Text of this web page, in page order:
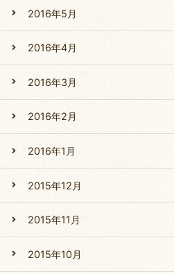
2016年5月
2016年4月
2016年3月
2016年2月
2016年1月
2015年12月
2015年11月
2015年10月